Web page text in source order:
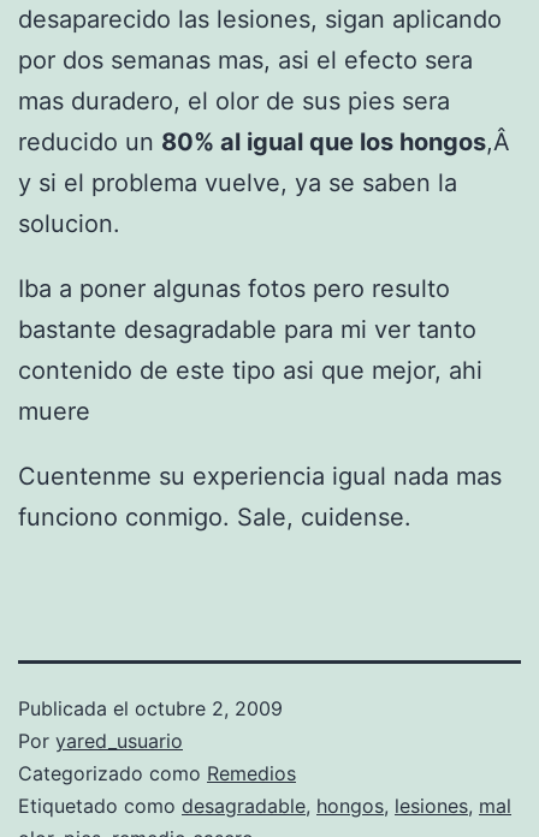
desaparecido las lesiones, sigan aplicando
por dos semanas mas, asi el efecto sera
mas duradero, el olor de sus pies sera
reducido un 80% al igual que los hongos,Â
y si el problema vuelve, ya se saben la
solucion.
Iba a poner algunas fotos pero resulto
bastante desagradable para mi ver tanto
contenido de este tipo asi que mejor, ahi
muere
Cuentenme su experiencia igual nada mas
funciono conmigo. Sale, cuidense.
Publicada el octubre 2, 2009
Por yared_usuario
Categorizado como Remedios
Etiquetado como desagradable, hongos, lesiones, mal